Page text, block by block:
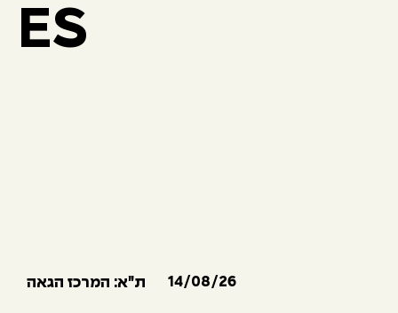
ES
ת״א: המרכז הגאה 14/08/26